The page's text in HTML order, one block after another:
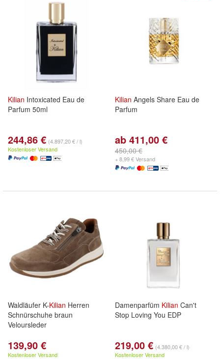
Kilian Intoxicated Eau de
Parfum 50ml
244,86 € (4.897,20 € / l)
Kostenloser Versand
Kilian Angels Share Eau de
Parfum
ab 411,00 €
450,00 €
+ 8,99 € Versand
Waldläufer K-Kilian Herren
Schnürschuhe braun
Veloursleder
139,90 €
Kostenloser Versand
Damenparfüm Kilian Can't
Stop Loving You EDP
219,00 € (4.380,00 € / l)
Kostenloser Versand